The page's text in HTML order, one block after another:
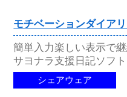
モチベーションダイア
簡単入力楽しい表示で
サヨナラ支援日記ソフト
シェアウェア